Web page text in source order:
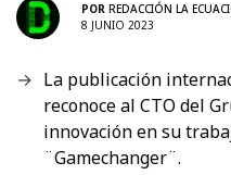
POR REDACCIÓN LA
8 JUNIO 2023
La publicación
reconoce al CTO del
innovación en su
¨Gamechanger¨.